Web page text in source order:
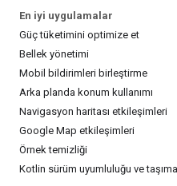
En iyi uygulamalar
Güç tüketimini optimize et
Bellek yönetimi
Mobil bildirimleri birleştirme
Arka planda konum kullanımı
Navigasyon haritası etkileşimleri
Google Map etkileşimleri
Örnek temizliği
Kotlin sürüm uyumluluğu ve taşıma